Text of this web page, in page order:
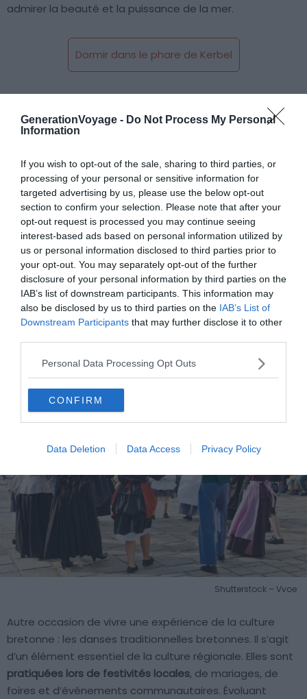
GenerationVoyage - Do Not Process My Personal
Information
If you wish to opt-out of the sale, sharing to third parties, or
processing of your personal or sensitive information for
targeted advertising by us, please use the below opt-out
section to confirm your selection. Please note that after your
opt-out request is processed you may continue seeing
interest-based ads based on personal information utilized by
us or personal information disclosed to third parties prior to
your opt-out. You may separately opt-out of the further
disclosure of your personal information by third parties on the
IAB’s list of downstream participants. This information may
also be disclosed by us to third parties on the IAB’s List of
Downstream Participants that may further disclose it to other
Personal Data Processing Opt Outs
CONFIRM
Data Deletion Data Access Privacy Policy
admirer la beauté et la puissance de la mer.
Dormir dans le phare de Kerbel
Visiter la Bretagne : 10 incontournables à faire et voir
Les 10 monuments historiques à visiter en Bretagne
La Bretagne en Camping-Car : conseils, aires,
itinéraires
6 musées pour s'immerger dans l'histoire fascinante
de la Bretagne
Prendre des cours de danses
bretonnes
Shutterstock – Vvoe
Autre occasion de vivre une expérience de la culture
bretonne : les danses traditionnelles bretonnes. Il s’agit
d’un élément essentiel de la culture régionale. Elles sont
pratiquées lors de festivités locales, de mariages, de
foires et d’événements communautaires. Évoluant